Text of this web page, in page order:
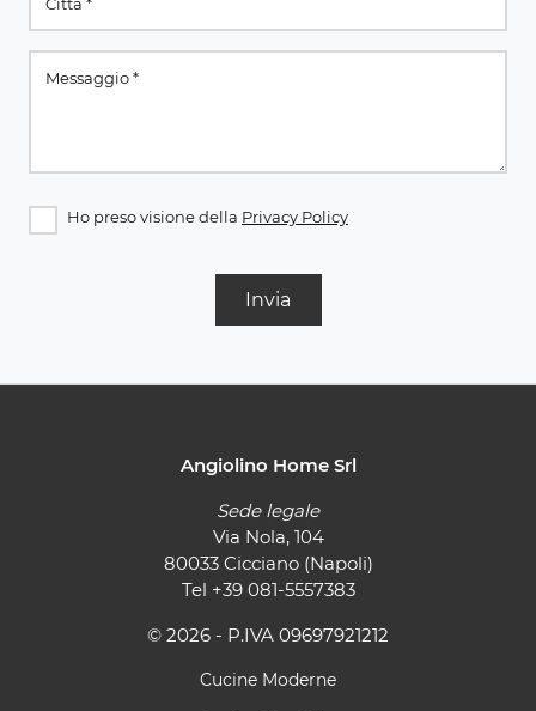
Ho preso visione della Privacy Policy
Invia
Angiolino Home Srl
Sede legale
Via Nola, 104
80033 Cicciano (Napoli)
Tel +39 081-5557383
© 2026 - P.IVA 09697921212
Cucine Moderne